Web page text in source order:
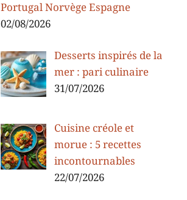
Portugal Norvège Espagne
02/08/2026
Desserts inspirés de la
mer : pari culinaire
31/07/2026
Cuisine créole et
morue : 5 recettes
incontournables
22/07/2026